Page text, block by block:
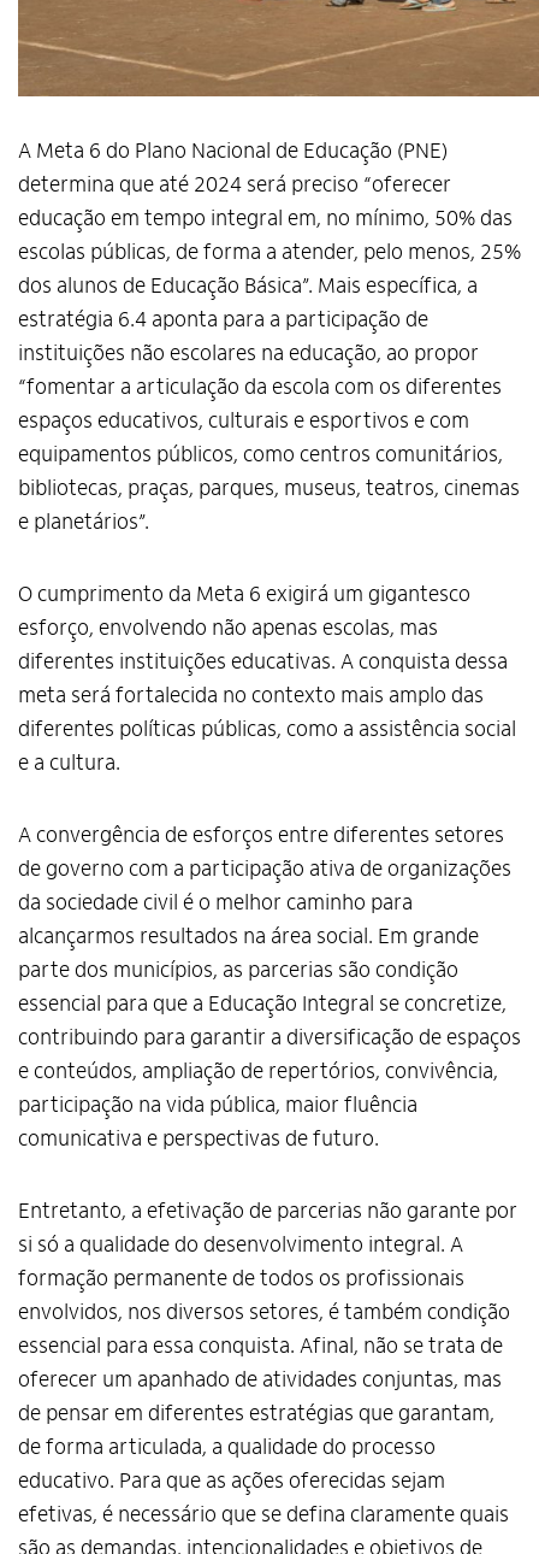
A Meta 6 do Plano Nacional de Educação (PNE)
determina que até 2024 será preciso “oferecer
educação em tempo integral em, no mínimo, 50% das
escolas públicas, de forma a atender, pelo menos, 25%
dos alunos de Educação Básica”. Mais específica, a
estratégia 6.4 aponta para a participação de
instituições não escolares na educação, ao propor
“fomentar a articulação da escola com os diferentes
espaços educativos, culturais e esportivos e com
equipamentos públicos, como centros comunitários,
bibliotecas, praças, parques, museus, teatros, cinemas
e planetários”.
O cumprimento da Meta 6 exigirá um gigantesco
esforço, envolvendo não apenas escolas, mas
diferentes instituições educativas. A conquista dessa
meta será fortalecida no contexto mais amplo das
diferentes políticas públicas, como a assistência social
e a cultura.
A convergência de esforços entre diferentes setores
de governo com a participação ativa de organizações
da sociedade civil é o melhor caminho para
alcançarmos resultados na área social. Em grande
parte dos municípios, as parcerias são condição
essencial para que a Educação Integral se concretize,
contribuindo para garantir a diversificação de espaços
e conteúdos, ampliação de repertórios, convivência,
participação na vida pública, maior fluência
comunicativa e perspectivas de futuro.
Entretanto, a efetivação de parcerias não garante por
si só a qualidade do desenvolvimento integral. A
formação permanente de todos os profissionais
envolvidos, nos diversos setores, é também condição
essencial para essa conquista. Afinal, não se trata de
oferecer um apanhado de atividades conjuntas, mas
de pensar em diferentes estratégias que garantam,
de forma articulada, a qualidade do processo
educativo. Para que as ações oferecidas sejam
efetivas, é necessário que se defina claramente quais